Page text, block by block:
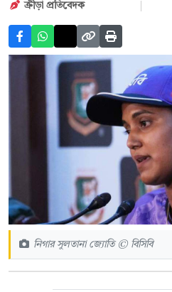
ক্রীড়া প্রতিবেদক
নিগার সুলতানা জ্যোতি © বিসিবি